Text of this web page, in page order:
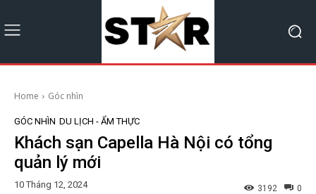
Home Góc nhìn
GÓC NHÌN DU LỊCH - ẨM THỰC
Khách sạn Capella Hà Nội có tổng
quản lý mới
10 Tháng 12, 2024 0
3192